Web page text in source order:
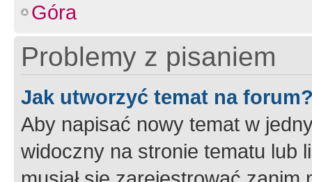
Góra
Problemy z pisaniem
Jak utworzyć temat na
Aby napisać nowy temat w
widoczny na stronie tematu lub